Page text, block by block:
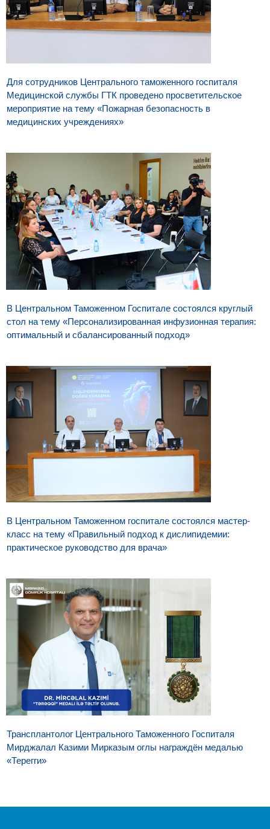
Для сотрудников Центрального таможенного госпиталя
Медицинской службы ГТК проведено просветительское
мероприятие на тему «Пожарная безопасность в
медицинских учреждениях»
В Центральном Таможенном Госпитале состоялся круглый
стол на тему «Персонализированная инфузионная терапия:
оптимальный и сбалансированный подход»
В Центральном Таможенном госпитале состоялся мастер-
класс на тему «Правильный подход к дислипидемии:
практическое руководство для врача»
Трансплантолог Центрального Таможенного Госпиталя
Мирджалал Казими Мирказым оглы награждён медалью
«Терегги»